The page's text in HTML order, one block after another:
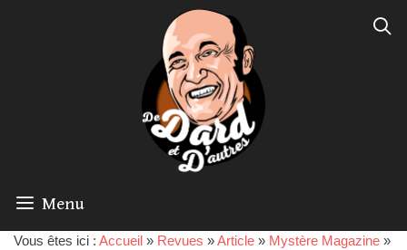
Menu
Vous êtes ici : Accueil » Revues »Article » Mystère Magazine »